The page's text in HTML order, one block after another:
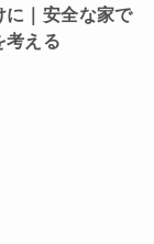
に｜安全な家で
考える